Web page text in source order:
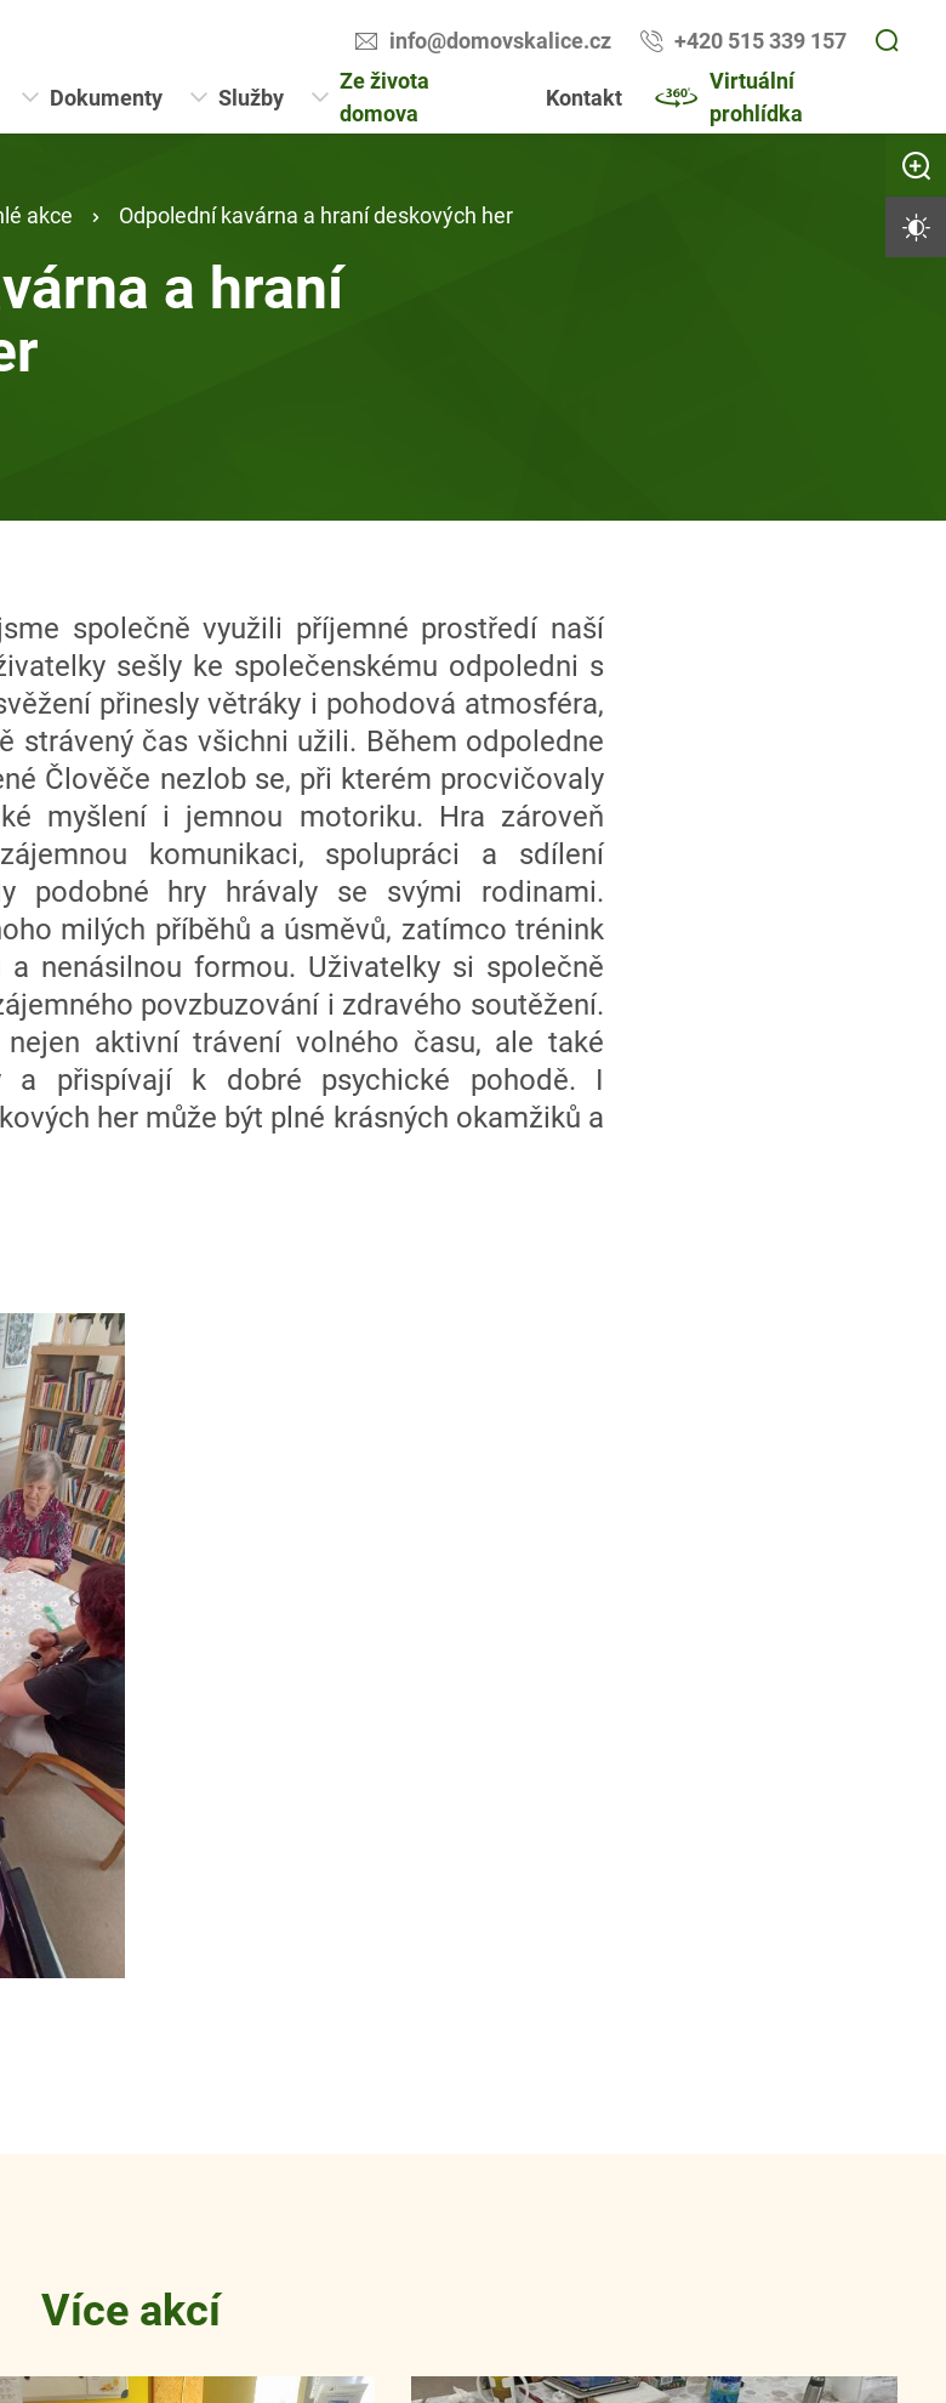
info@domovskalice.cz
+420 515 339 157
Dokumenty Služby
Ze života
domova
Kontakt
Virtuální
prohlídka
akce Odpolední kavárna a hraní deskových her
a hraní
společně využili příjemné prostředí naší
sešly ke společenskému odpoledni s
přinesly větráky i pohodová atmosféra,
strávený čas všichni užili. Během odpoledne
Člověče nezlob se, při kterém procvičovaly
myšlení i jemnou motoriku. Hra zároveň
komunikaci, spolupráci a sdílení
podobné hry hrávaly se svými rodinami.
milých příběhů a úsměvů, zatímco trénink
nenásilnou formou. Uživatelky si společně
povzbuzování i zdravého soutěžení.
aktivní trávení volného času, ale také
a přispívají k dobré psychické pohodě. I
her může být plné krásných okamžiků a
Více akcí